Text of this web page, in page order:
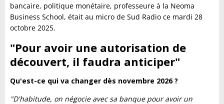
bancaire, politique monétaire, professeure à la Neoma
Business School, était au micro de Sud Radio ce mardi 28
octobre 2025.
"Pour avoir une autorisation de
découvert, il faudra anticiper"
Qu'est-ce qui va changer dès novembre 2026 ?
"D'habitude, on négocie avec sa banque pour avoir un